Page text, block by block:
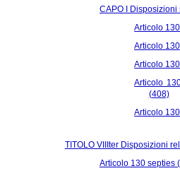
CAPO I
Articolo
Articolo
Articolo
Articolo
(408)
Articolo
TITOLO VIIIter Disposizioni
Articolo 130 septies